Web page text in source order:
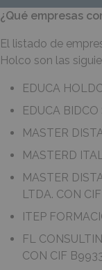
¿Qué empresas
El listado de
Holco son las
EDUCA
EDUCA
MASTER
MASTERD
MASTER
LTDA. CON
ITEP
FL
CON CIF